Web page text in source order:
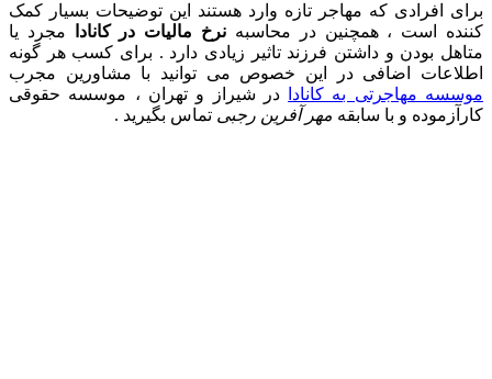
برای افرادی که مهاجر تازه وارد هستند این توضیحات بسیار کمک
کننده است ، همچنین در محاسبه نرخ مالیات در کانادا
مجرد یا
متاهل بودن و داشتن فرزند تاثیر زیادی دارد . برای کسب هر گونه
اطلاعات اضافی در این خصوص می توانید با مشاورین مجرب
موسسه مهاجرتی به کانادا
در شیراز و تهران ، موسسه حقوقی
کارآزموده و با سابقه مهر آفرین رجبی تماس بگیرید .